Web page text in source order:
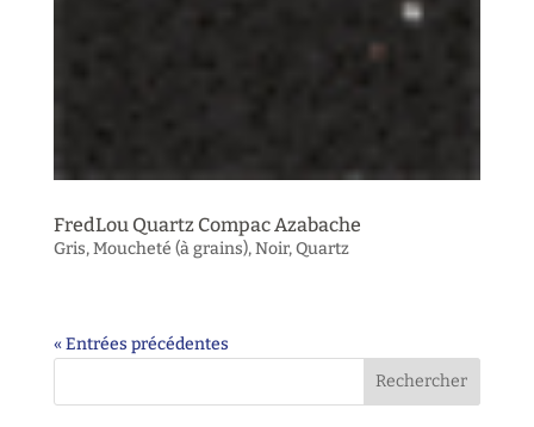
FredLou Quartz Compac Azabache
Gris,Moucheté (à grains),Noir,Quartz
« Entrées précédentes